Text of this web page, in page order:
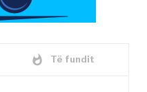
whatshot Të fundit